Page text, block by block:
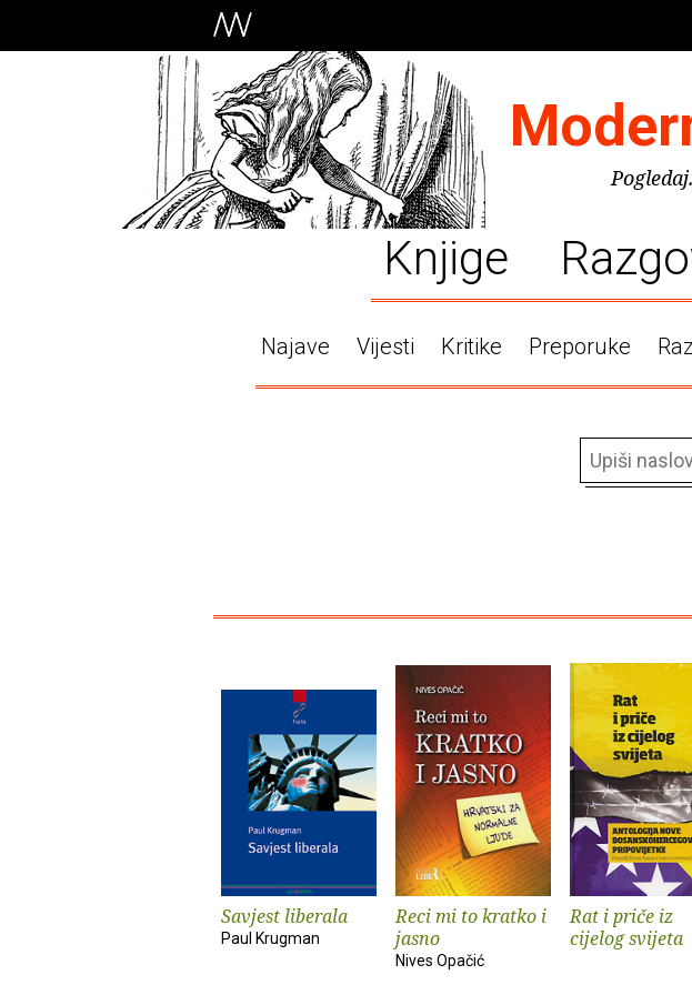
Knjige
Najave Vijesti Kritike Preporuke
Savjest liberala
Paul Krugman
Reci mi to kratko i
jasno
Nives Opačić
Rat i priče iz
cijelog svijeta